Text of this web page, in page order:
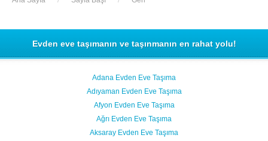
Evden eve taşımanın ve taşınmanın en rahat yolu!
Adana Evden Eve Taşıma
Adıyaman Evden Eve Taşıma
Afyon Evden Eve Taşıma
Ağrı Evden Eve Taşıma
Aksaray Evden Eve Taşıma